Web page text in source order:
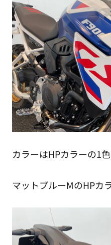
カラーはHPカラーの1
マットブルーMのHPカ